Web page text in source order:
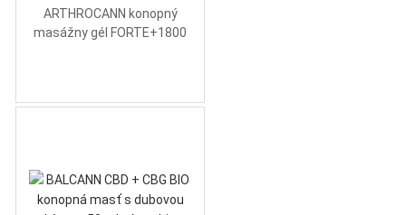
ARTHROCANN konopný
masážny gél FORTE+1800